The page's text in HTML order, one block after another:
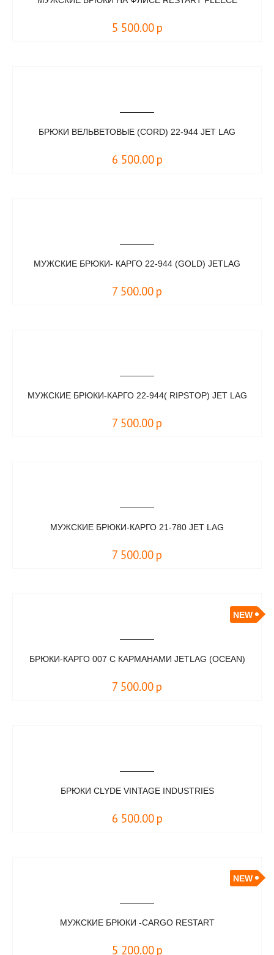
5 500.00 р
БРЮКИ ВЕЛЬВЕТОВЫЕ (CORD) 22-944 JET LAG
6 500.00 р
МУЖСКИЕ БРЮКИ- КАРГО 22-944 (GOLD) JETLAG
7 500.00 р
МУЖСКИЕ БРЮКИ-КАРГО 22-944( RIPSTOP) JET LAG
7 500.00 р
МУЖСКИЕ БРЮКИ-КАРГО 21-780 JET LAG
7 500.00 р
NEW
БРЮКИ-КАРГО 007 С КАРМАНАМИ JETLAG (OCEAN)
7 500.00 р
БРЮКИ CLYDE VINTAGE INDUSTRIES
6 500.00 р
NEW
МУЖСКИЕ БРЮКИ -CARGO RESTART
5 200.00 р